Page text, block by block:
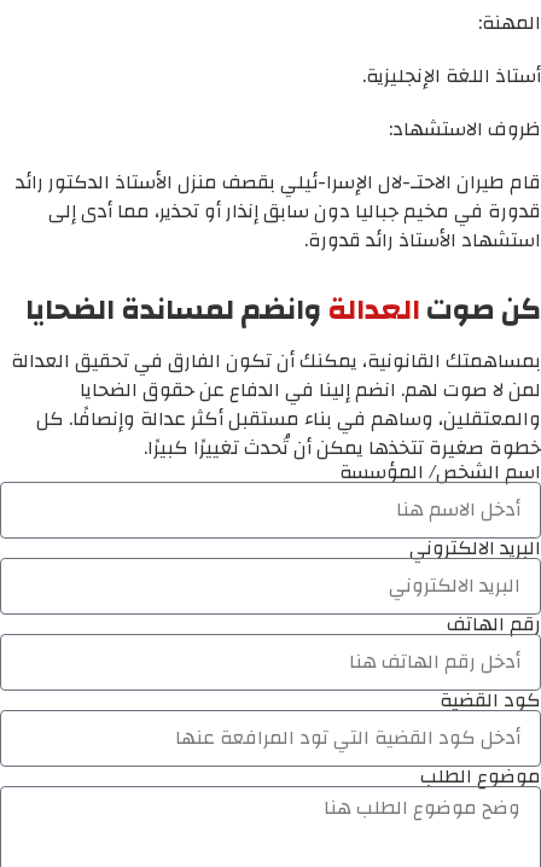
المهنة:
أستاذ اللغة الإنجليزية.
ظروف الاستشهاد:
قام طيران الاحتـ-لال الإسرا-ئيلي بقصف منزل الأستاذ الدكتور رائد
قدورة في مخيم جباليا دون سابق إنذار أو تحذير، مما أدى إلى
استشهاد الأستاذ رائد قدورة.
كن صوتالعدالةوانضم لمساندة الضحايا
بمساهمتك القانونية، يمكنك أن تكون الفارق في تحقيق العدالة
لمن لا صوت لهم. انضم إلينا في الدفاع عن حقوق الضحايا
والمعتقلين، وساهم في بناء مستقبل أكثر عدالة وإنصافًا. كل
خطوة صغيرة تتخذها يمكن أن تُحدث تغييرًا كبيرًا.
اسم الشخص/ المؤسسة
البريد الالكتروني
رقم الهاتف
كود القضية
موضوع الطلب